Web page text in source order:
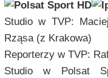
Studio w TVP:
Rząsa (z Krakowa)
Reporterzy w TVP:
Studio w Polsat